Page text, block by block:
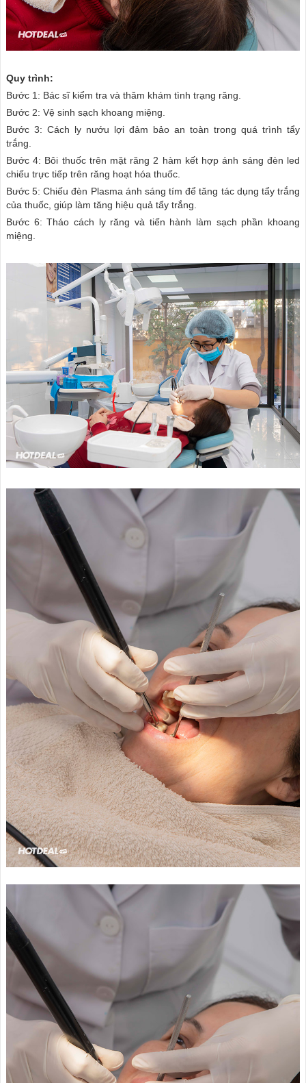
Quy trình:
Bước 1: Bác sĩ kiểm tra và thăm khám tình trạng răng.
Bước 2: Vệ sinh sạch khoang miệng.
Bước 3: Cách ly nướu lợi đảm bảo an toàn trong quá trình tẩy
trắng.
Bước 4: Bôi thuốc trên mặt răng 2 hàm kết hợp ánh sáng đèn led
chiếu trực tiếp trên răng hoạt hóa thuốc.
Bước 5: Chiếu đèn Plasma ánh sáng tím để tăng tác dụng tẩy trắng
của thuốc, giúp làm tăng hiệu quả tẩy trắng.
Bước 6: Tháo cách ly răng và tiến hành làm sạch phần khoang
miệng.